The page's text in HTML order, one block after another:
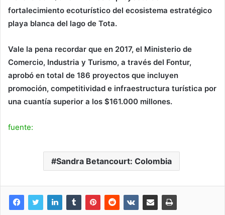
fortalecimiento ecoturístico del ecosistema estratégico
playa blanca del lago de Tota.
Vale la pena recordar que en 2017, el Ministerio de
Comercio, Industria y Turismo, a través del Fontur,
aprobó en total de 186 proyectos que incluyen
promoción, competitividad e infraestructura turística por
una cuantía superior a los $161.000 millones.
fuente:
Sandra Betancourt: Colombia